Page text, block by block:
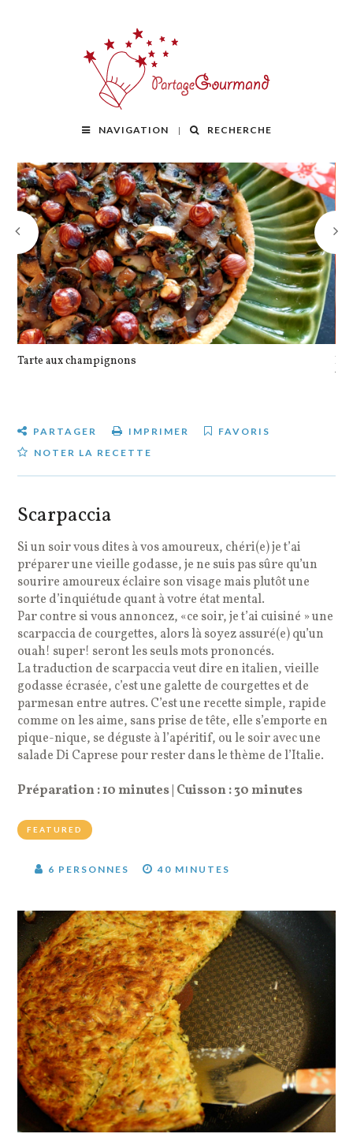
NAVIGATION RECHERCHE
Tarte aux champignons
PARTAGER IMPRIMER
FAVORIS
NOTER LA RECETTE
Scarpaccia
Si un soir vous dites à vos amoureux, chéri(e) je t’ai
préparer une vieille godasse, je ne suis pas sûre qu’un
sourire amoureux éclaire son visage mais plutôt une
sorte d’inquiétude quant à votre état mental.
Par contre si vous annoncez, «ce soir, je t’ai cuisiné » une
scarpaccia de courgettes, alors là soyez assuré(e) qu’un
ouah! super! seront les seuls mots prononcés.
La traduction de scarpaccia veut dire en italien, vieille
godasse écrasée, c’est une galette de courgettes et de
parmesan entre autres. C’est une recette simple, rapide
comme on les aime, sans prise de tête, elle s’emporte en
pique-nique, se déguste à l’apéritif, ou le soir avec une
salade Di Caprese pour rester dans le thème de l’Italie.
Préparation : 10 minutes | Cuisson : 30 minutes
FEATURED
6 PERSONNES 40 MINUTES